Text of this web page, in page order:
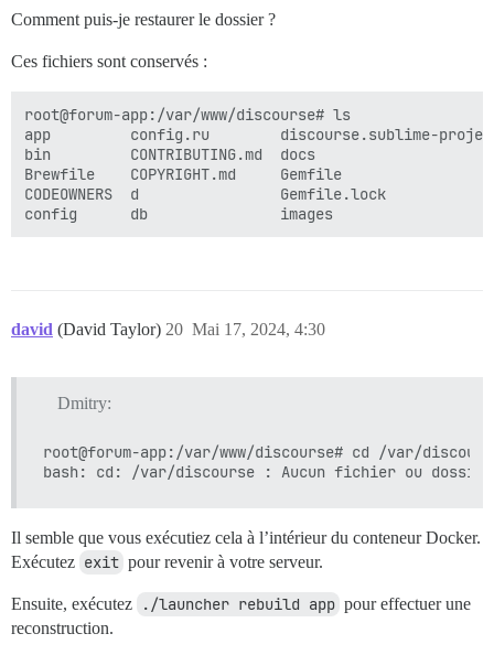
Comment puis-je restaurer le dossier ?
Ces fichiers sont conservés :
root@forum-app:/var/www/discourse# ls
app         config.ru        discourse.sublime-
bin         CONTRIBUTING.md  docs
Brewfile    COPYRIGHT.md     Gemfile
CODEOWNERS  d                Gemfile.lock
david (David Taylor) Mai 17, 2024, 4:30
20
Dmitry:
root@forum-app:/var/www/discourse# cd /var/
Il semble que vous exécutiez cela à l’intérieur du conteneur Docker.
Exécutez exit pour revenir à votre serveur.
Ensuite, exécutez ./launcher rebuild app pour effectuer une
reconstruction.